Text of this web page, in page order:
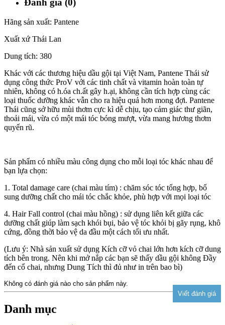
Đánh giá (0)
Hãng sản xuất: Pantene
Xuất xứ Thái Lan
Dung tích: 380
Khác với các thương hiệu dầu gội tại Việt Nam, Pantene Thái sử
dụng công thức ProV với các tinh chất và vitamin hoàn toàn tự
nhiên, không có h.óa ch.ất gây h.ại, không cần tích hợp cùng các
loại thuốc dưỡng khác vẫn cho ra hiệu quả hơn mong đợi. Pantene
Thái cũng sở hữu mùi thơm cực kì dễ chịu, tạo cảm giác thư giãn,
thoải mái, vừa có một mái tóc bóng mượt, vừa mang hương thơm
quyến rũ.
Sản phẩm có nhiều màu công dụng cho mỗi loại tóc khác nhau để
bạn lựa chọn:
1. Total damage care (chai màu tím) : chăm sóc tóc tổng hợp, bổ
sung dưỡng chất cho mái tóc chắc khỏe, phù hợp với mọi loại tóc
4. Hair Fall control (chai màu hồng) : sử dụng liên kết giữa các
dưỡng chất giúp làm sạch khói bụi, bảo vệ tóc khỏi bị gãy rụng, khô
cứng, đồng thời bảo vệ da đầu một cách tối ưu nhất.
(Lưu ý: Nhà sản xuất sử dụng Kích cỡ vỏ chai lớn hơn kích cỡ dung
tích bên trong. Nên khi mở nắp các bạn sẽ thấy dầu gội không Đầy
đến cổ chai, nhưng Dung Tích thì đủ như in trên bao bì)
Không có đánh giá nào cho sản phẩm này.
Danh mục